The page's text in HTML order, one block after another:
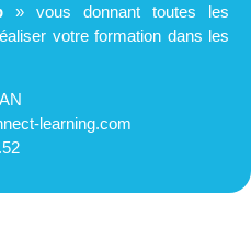
» vous donnant toutes les
votre formation dans les
learning.com